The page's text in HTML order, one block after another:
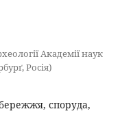
Академії наук
Росія)
споруда,